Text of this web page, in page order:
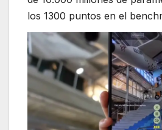
los 1300 puntos en el